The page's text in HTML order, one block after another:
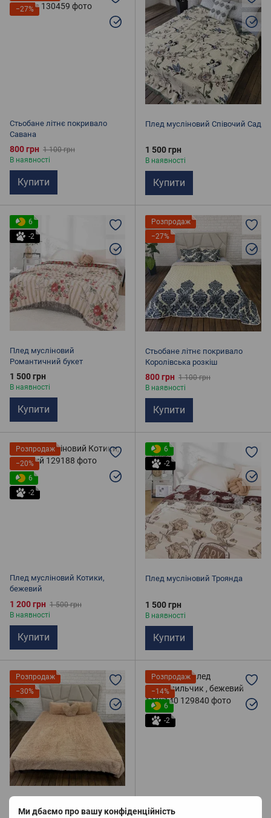
Ми дбаємо про вашу конфіденційність
−27%
Стьобане літнє покривало
Савана
800 грн 1 100 грн
В наявності
Купити
Плед мусліновий Співочий Сад
1 500 грн
В наявності
Купити
6
-2
Плед мусліновий
Романтичний букет
1 500 грн
В наявності
Купити
Розпродаж
−27%
Стьобане літнє покривало
Королівська розкіш
800 грн 1 100 грн
В наявності
Купити
Розпродаж
−20%
6
-2
Плед мусліновий Котики,
бежевий
1 200 грн 1 500 грн
В наявності
Купити
6
-2
Плед мусліновий Троянда
1 500 грн
В наявності
Купити
Розпродаж
−30%
Розпродаж
−14%
6
-2
Дитячий плед Крокодильчик ,